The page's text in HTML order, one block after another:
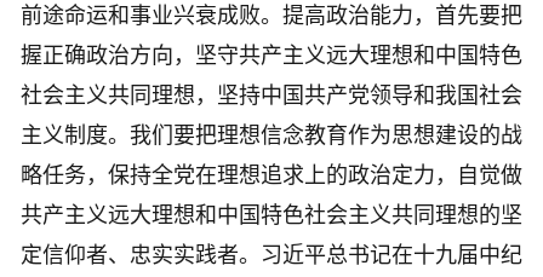
前途命运和事业兴衰成败。提高政治能力，首先要把
握正确政治方向，坚守共产主义远大理想和中国特色
社会主义共同理想，坚持中国共产党领导和我国社会
主义制度。我们要把理想信念教育作为思想建设的战
略任务，保持全党在理想追求上的政治定力，自觉做
共产主义远大理想和中国特色社会主义共同理想的坚
定信仰者、忠实实践者。习近平总书记在十九届中纪